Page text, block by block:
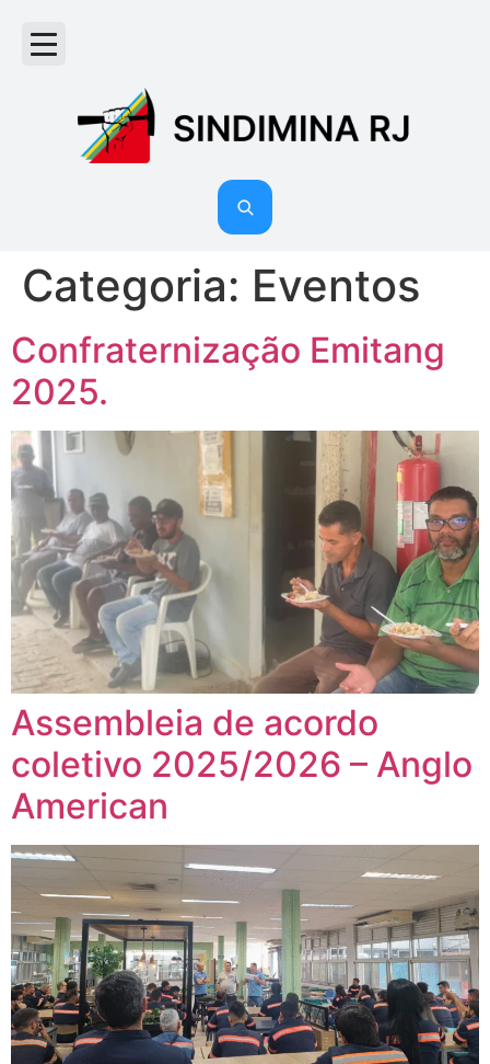
Categoria: Eventos
Confraternização Emitang
2025.
Assembleia de acordo
coletivo 2025/2026 – Anglo
American